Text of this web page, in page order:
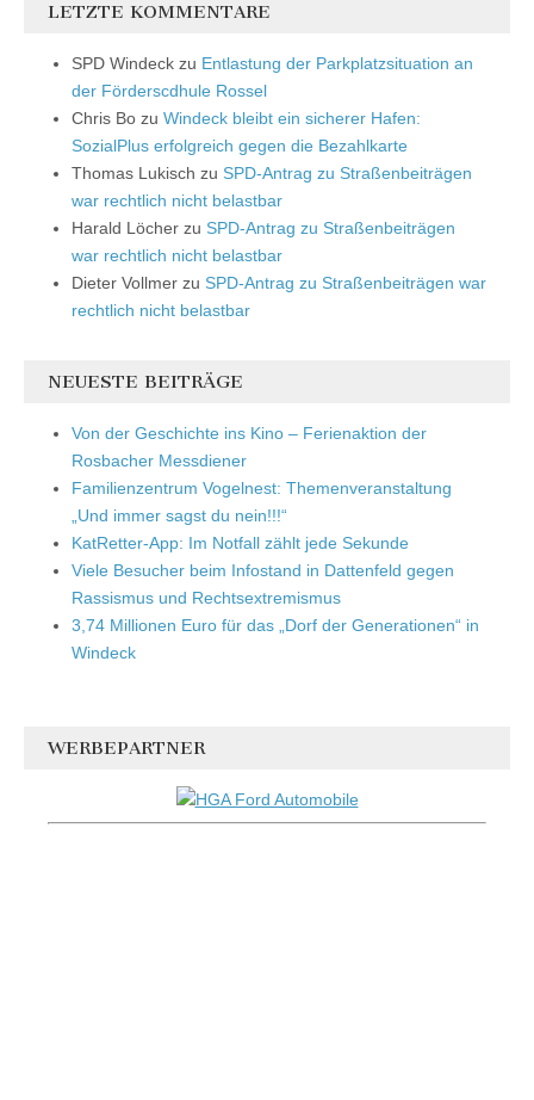
LETZTE KOMMENTARE
SPD Windeck zu Entlastung der Parkplatzsituation an
der Förderscdhule Rossel
Chris Bo zu Windeck bleibt ein sicherer Hafen:
SozialPlus erfolgreich gegen die Bezahlkarte
Thomas Lukisch zu SPD-Antrag zu Straßenbeiträgen
war rechtlich nicht belastbar
Harald Löcher zu SPD-Antrag zu Straßenbeiträgen
war rechtlich nicht belastbar
Dieter Vollmer zu SPD-Antrag zu Straßenbeiträgen war
rechtlich nicht belastbar
NEUESTE BEITRÄGE
Von der Geschichte ins Kino – Ferienaktion der
Rosbacher Messdiener
Familienzentrum Vogelnest: Themenveranstaltung
„Und immer sagst du nein!!!“
KatRetter-App: Im Notfall zählt jede Sekunde
Viele Besucher beim Infostand in Dattenfeld gegen
Rassismus und Rechtsextremismus
3,74 Millionen Euro für das „Dorf der Generationen“ in
Windeck
WERBEPARTNER